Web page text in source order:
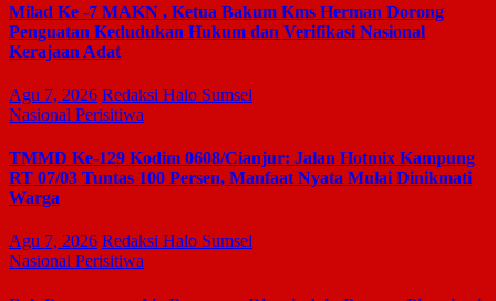
Milad Ke -7 MAKN , Ketua Bakum Kms Herman Dorong
Penguatan Kedudukan Hukum dan Verifikasi Nasional
Kerajaan Adat
Agu 7, 2026 Redaksi Halo Sumsel
Nasional Perisitiwa
TMMD Ke-129 Kodim 0608/Cianjur: Jalan Hotmix Kampung
RT 07/03 Tuntas 100 Persen, Manfaat Nyata Mulai Dinikmati
Warga
Agu 7, 2026 Redaksi Halo Sumsel
Nasional Perisitiwa